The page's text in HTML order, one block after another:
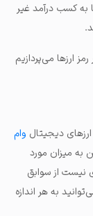
به کسب درآمد غیر
ارزها می‌پردازیم
دیجیتال وام
به میزان مورد
نیست از سوابق
به هر اندازه